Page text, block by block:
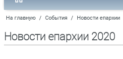
На главную / События / Новости епархии
Новости епархии 2020